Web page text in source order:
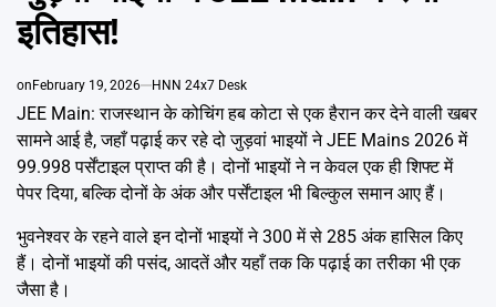
इतिहास!
onFebruary 19, 2026 HNN 24x7 Desk
JEE Main: राजस्थान के कोचिंग हब कोटा से एक हैरान कर देने वाली खबर
सामने आई है, जहाँ पढ़ाई कर रहे दो जुड़वां भाइयों ने JEE Mains 2026 में
99.998 पर्सेंटाइल प्राप्त की है। दोनों भाइयों ने न केवल एक ही शिफ्ट में
पेपर दिया, बल्कि दोनों के अंक और पर्सेंटाइल भी बिल्कुल समान आए हैं।
भुवनेश्वर के रहने वाले इन दोनों भाइयों ने 300 में से 285 अंक हासिल किए
हैं। दोनों भाइयों की पसंद, आदतें और यहाँ तक कि पढ़ाई का तरीका भी एक
जैसा है।